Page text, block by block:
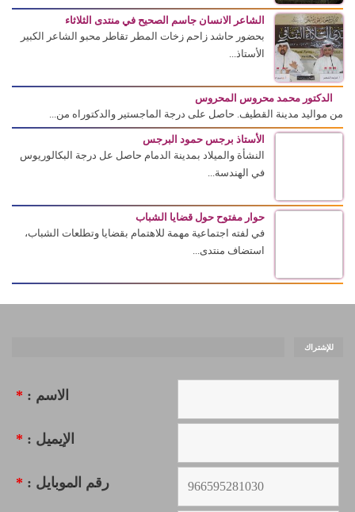
الشاعر الانسان جاسم الصحيح في منتدى الثلاثاء
بحضور حاشد زاحم زخات المطر تقاطر محبو الشاعر الكبير
الأستاذ...
الدكتور محمد محروس المحروس
من مواليد مدينة القطيف. حاصل على درجة الماجستير والدكتوراه من...
الأستاذ برجس حمود البرجس
النشأة والميلاد بمدينة الدمام حاصل عل درجة البكالوريوس
في الهندسة...
حوار مفتوح حول قضايا الشباب
في لفته اجتماعية مهمة للاهتمام بقضايا وتطلعات الشباب،
استضاف منتدى...
للإشتراك
الاسم : *
الإيميل : *
رقم الموبايل : *